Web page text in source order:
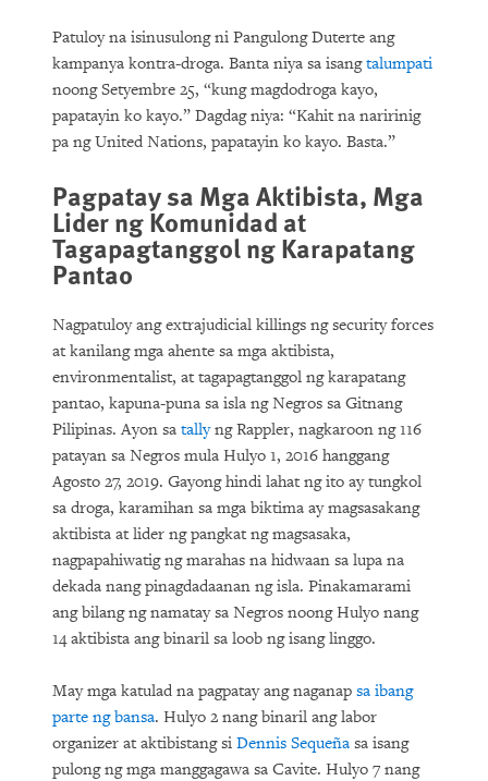
Patuloy na isinusulong ni Pangulong Duterte ang
kampanya kontra-droga. Banta niya sa isangtalumpati
noong Setyembre 25, “kung magdodroga kayo,
papatayin ko kayo.” Dagdag niya: “Kahit na naririnig
pa ng United Nations, papatayin ko kayo. Basta.”
Pagpatay sa Mga Aktibista, Mga
Lider ng Komunidad at
Tagapagtanggol ng Karapatang
Pantao
Nagpatuloy ang extrajudicial killings ng security forces
at kanilang mga ahente sa mga aktibista,
environmentalist, at tagapagtanggol ng karapatang
pantao, kapuna-puna sa isla ng Negros sa Gitnang
Pilipinas. Ayon sa tallyng Rappler, nagkaroon ng 116
patayan sa Negros mula Hulyo 1, 2016 hanggang
Agosto 27, 2019. Gayong hindi lahat ng ito ay tungkol
sa droga, karamihan sa mga biktima ay magsasakang
aktibista at lider ng pangkat ng magsasaka,
nagpapahiwatig ng marahas na hidwaan sa lupa na
dekada nang pinagdadaanan ng isla. Pinakamarami
ang bilang ng namatay sa Negros noong Hulyo nang
14 aktibista ang binaril sa loob ng isang linggo.
May mga katulad na pagpatay ang naganap sa ibang
parte ng bansa. Hulyo 2 nang binaril ang labor
organizer at aktibistang si Dennis Sequeña sa isang
pulong ng mga manggagawa sa Cavite. Hulyo 7 nang